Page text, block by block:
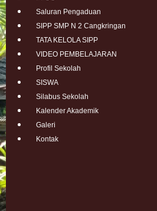
Saluran Pengaduan
SIPP SMP N 2 Cangkringan
TATA KELOLA SIPP
VIDEO PEMBELAJARAN
Profil Sekolah
SISWA
Silabus Sekolah
Kalender Akademik
Galeri
Kontak